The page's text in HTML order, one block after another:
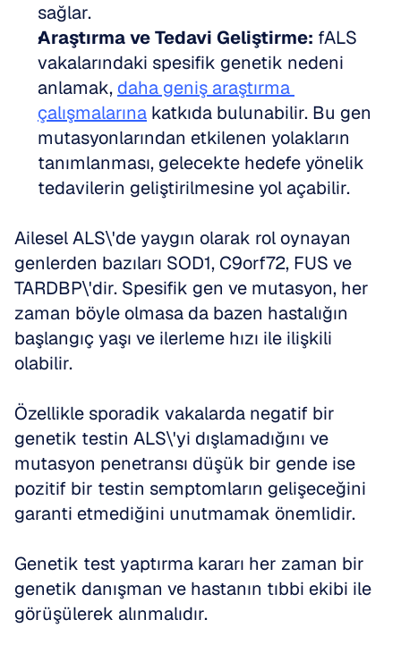
sağlar.
Araştırma ve Tedavi Geliştirme: fALS
vakalarındaki spesifik genetik nedeni
anlamak, daha geniş araştırma
çalışmalarına katkıda bulunabilir. Bu gen
mutasyonlarından etkilenen yolakların
tanımlanması, gelecekte hedefe yönelik
tedavilerin geliştirilmesine yol açabilir.
Ailesel ALS\'de yaygın olarak rol oynayan
genlerden bazıları SOD1, C9orf72, FUS ve
TARDBP\'dir. Spesifik gen ve mutasyon, her
zaman böyle olmasa da bazen hastalığın
başlangıç yaşı ve ilerleme hızı ile ilişkili
olabilir.
Özellikle sporadik vakalarda negatif bir
genetik testin ALS\'yi dışlamadığını ve
mutasyon penetransı düşük bir gende ise
pozitif bir testin semptomların gelişeceğini
garanti etmediğini unutmamak önemlidir.
Genetik test yaptırma kararı her zaman bir
genetik danışman ve hastanın tıbbi ekibi ile
görüşülerek alınmalıdır.